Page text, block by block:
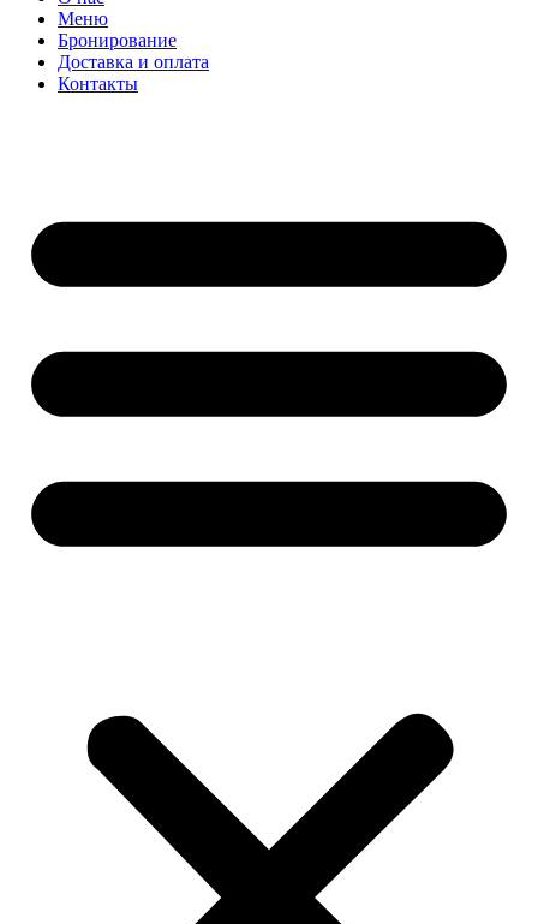
Меню
Бронирование
Доставка и оплата
Контакты